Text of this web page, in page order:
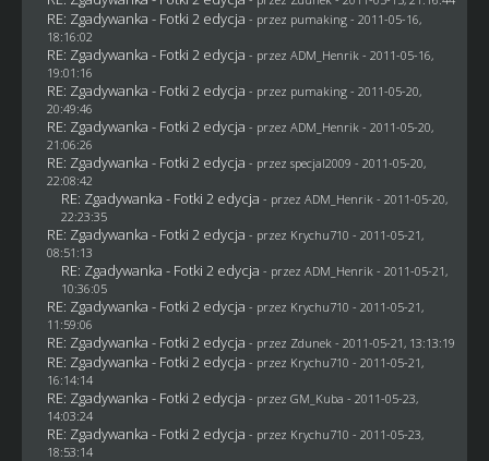
RE: Zgadywanka - Fotki 2 edycja - przez pumaking- 2011-05-16,
18:16:02
RE: Zgadywanka - Fotki 2 edycja - przez ADM_Henrik - 2011-05-16,
19:01:16
RE: Zgadywanka - Fotki 2 edycja - przez pumaking- 2011-05-20,
20:49:46
RE: Zgadywanka - Fotki 2 edycja - przez ADM_Henrik - 2011-05-20,
21:06:26
RE: Zgadywanka - Fotki 2 edycja - przez specjal2009 - 2011-05-20,
22:08:42
RE: Zgadywanka - Fotki 2 edycja - przez ADM_Henrik - 2011-05-20,
22:23:35
RE: Zgadywanka - Fotki 2 edycja - przez Krychu710 - 2011-05-21,
08:51:13
RE: Zgadywanka - Fotki 2 edycja - przez ADM_Henrik - 2011-05-21,
10:36:05
RE: Zgadywanka - Fotki 2 edycja - przez Krychu710 - 2011-05-21,
11:59:06
RE: Zgadywanka - Fotki 2 edycja - przez Zdunek - 2011-05-21, 13:13:19
RE: Zgadywanka - Fotki 2 edycja - przez Krychu710 - 2011-05-21,
16:14:14
RE: Zgadywanka - Fotki 2 edycja - przez GM_Kuba - 2011-05-23,
14:03:24
RE: Zgadywanka - Fotki 2 edycja - przez Krychu710 - 2011-05-23,
18:53:14